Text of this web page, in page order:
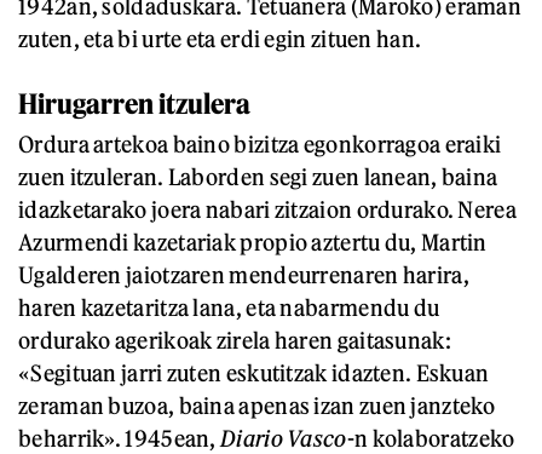
1942an, soldaduskara. Tetuanera (Maroko) eraman
zuten, eta bi urte eta erdi egin zituen han.
Hirugarren itzulera
Ordura artekoa baino bizitza egonkorragoa eraiki
zuen itzuleran. Laborden segi zuen lanean, baina
idazketarako joera nabari zitzaion ordurako. Nerea
Azurmendi kazetariak propio aztertu du, Martin
Ugalderen jaiotzaren mendeurrenaren harira,
haren kazetaritza lana, eta nabarmendu du
ordurako agerikoak zirela haren gaitasunak:
«Segituan jarri zuten eskutitzak idazten. Eskuan
zeraman buzoa, baina apenas izan zuen janzteko
beharrik». 1945ean,Diario Vasco-n kolaboratzeko